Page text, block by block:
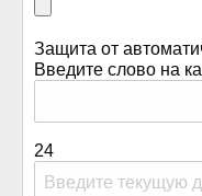
Защита от
Введите слово на
24